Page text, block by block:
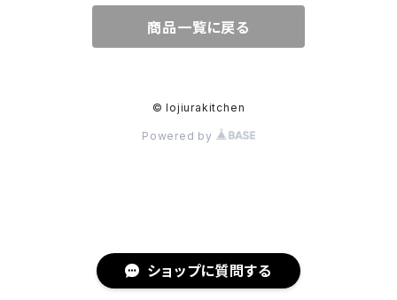
ショップに質問する
商品一覧に戻る
© lojiurakitchen
Powered by